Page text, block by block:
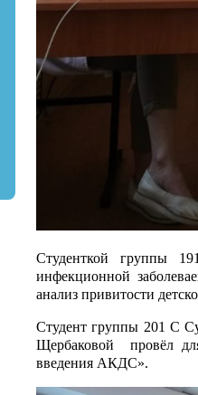
Студенткой группы
инфекционной
анализ привитости
Студент группы 201 С
Щербаковой провёл
введения АКДС».